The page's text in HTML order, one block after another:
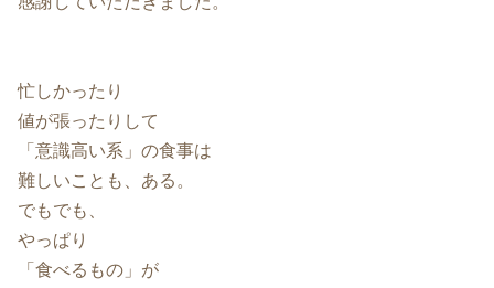
忙しかったり
値が張ったりして
「意識高い系」の食事は
難しいことも、ある。
でもでも、
やっぱり
「食べるもの」が